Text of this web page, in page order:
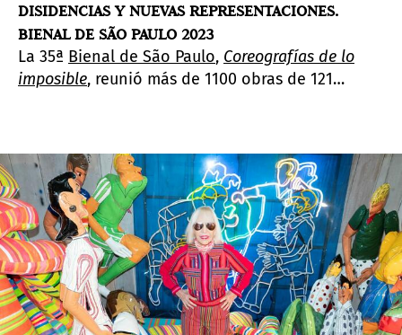
DISIDENCIAS Y NUEVAS REPRESENTACIONES.
BIENAL DE SÃO PAULO 2023
La 35ª Bienal de São Paulo, Coreografías de lo
imposible, reunió más de 1100 obras de 121